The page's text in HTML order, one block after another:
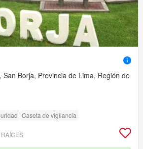
San Borja, Provincia de Lima, Región de
Caseta de vigilancia